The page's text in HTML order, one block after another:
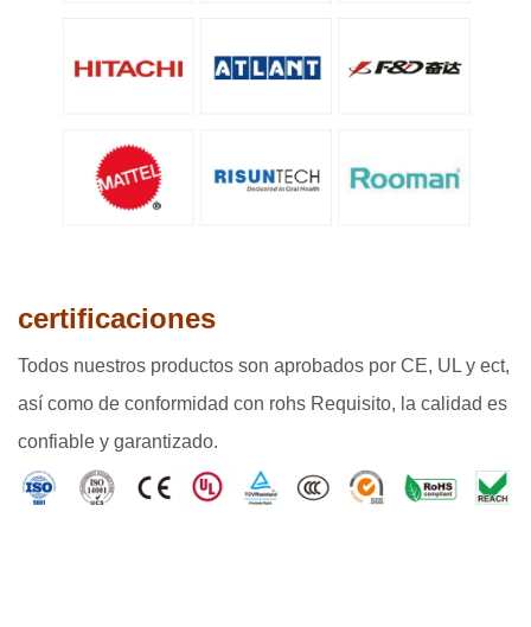
certificaciones
Todos nuestros productos son aprobados por CE, UL y ect,
así como de conformidad con rohs Requisito, la calidad es
confiable y garantizado.